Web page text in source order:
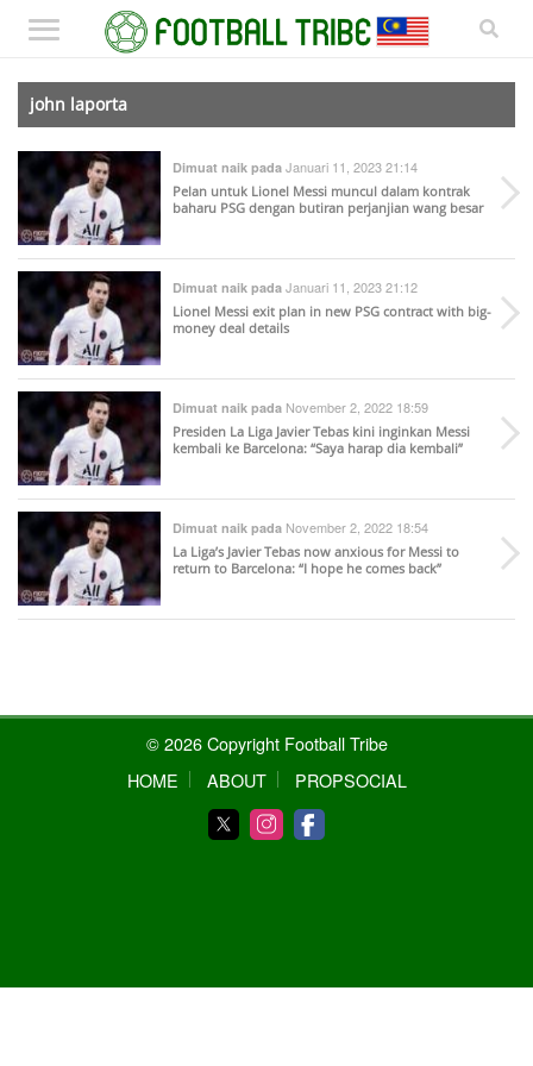
john laporta
Dimuat naik pada Januari 11, 2023 21:14
Pelan untuk Lionel Messi muncul dalam kontrak
baharu PSG dengan butiran perjanjian wang besar
Dimuat naik pada Januari 11, 2023 21:12
Lionel Messi exit plan in new PSG contract with big-
money deal details
Dimuat naik pada November 2, 2022 18:59
Presiden La Liga Javier Tebas kini inginkan Messi
kembali ke Barcelona: “Saya harap dia kembali”
Dimuat naik pada November 2, 2022 18:54
La Liga’s Javier Tebas now anxious for Messi to
return to Barcelona: “I hope he comes back”
© 2026 Copyright Football Tribe
HOME
ABOUT PROPSOCIAL